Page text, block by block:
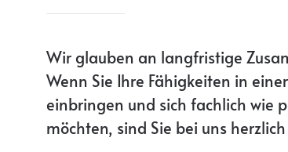
Wir glauben an langfristige
Wenn Sie Ihre Fähigkeiten in
einbringen und sich fachlich wie
möchten, sind Sie bei uns